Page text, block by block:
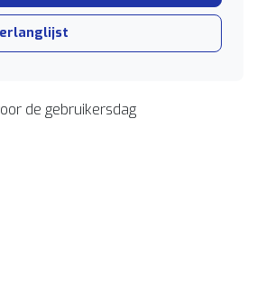
de gebruikersdag